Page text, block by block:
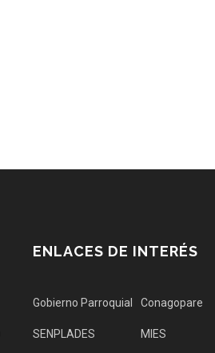
ENLACES DE INTERÉS
Gobierno Parroquial Conagopare
SENPLADES MIES